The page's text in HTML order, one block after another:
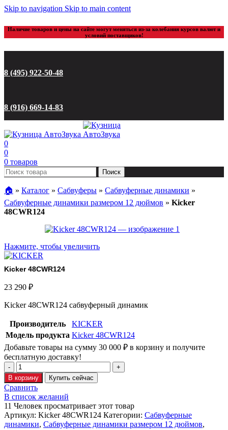
Skip to navigation Skip to main content
Наличие товаров и цены на сайте могут меняться из-за колебания курсов валют и
условий поставщиков!
8 (495) 922-50-48
8 (916) 669-14-83
0
0
0 товаров
Поиск
🏠︎ » Каталог » Сабвуферы » Сабвуферные динамики »
Сабвуферные динамики размером 12 дюймов » Kicker
48CWR124
Нажмите, чтобы увеличить
Kicker 48CWR124
23 290 ₽
Kicker 48CWR124 сабвуферный динамик
Производитель
KICKER
Модель продукта Kicker 48CWR124
Добавьте товары на сумму 30 000 ₽ в корзину и получите
бесплатную доставку!
Количество
товара
Kicker
48CWR124
В корзину Купить сейчас
Сравнить
В список желаний
11 Человек просматривает этот товар
Артикул: Kicker 48CWR124 Категории: Сабвуферные
динамики, Сабвуферные динамики размером 12 дюймов,